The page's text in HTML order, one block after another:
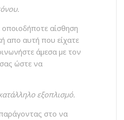
αίσθηση
απο αυτή που είχατε
άμεσα με τον
ώστε να
εξοπλισμό.
στο να